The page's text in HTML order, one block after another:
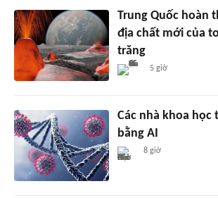
Trung Quốc hoàn
địa chất mới của
trăng
5 giờ
Các nhà khoa học
bằng AI
8 giờ